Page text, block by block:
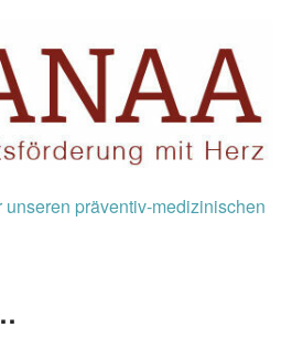
präventiv-medizinischen